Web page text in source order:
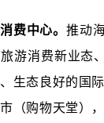
费中心。推动
游消费新业态
生态良好的国
（购物天堂）